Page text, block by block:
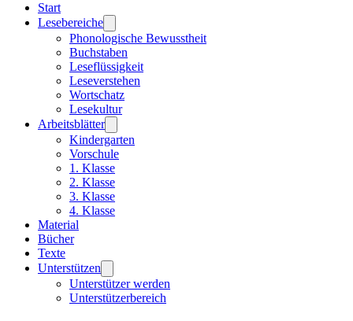
Start
Lesebereiche
Phonologische Bewusstheit
Buchstaben
Leseflüssigkeit
Leseverstehen
Wortschatz
Lesekultur
Arbeitsblätter
Kindergarten
Vorschule
1. Klasse
2. Klasse
3. Klasse
4. Klasse
Material
Bücher
Texte
Unterstützen
Unterstützer werden
Unterstützerbereich